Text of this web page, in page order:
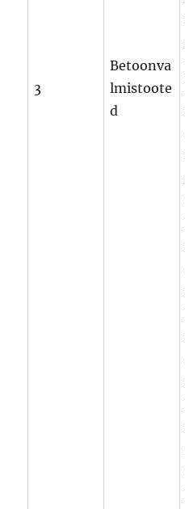
3
Betoonva
lmistoote
d